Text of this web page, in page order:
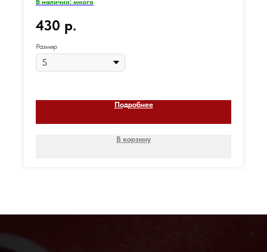
В наличии: много
430 р.
Размер
Подробнее
В корзину